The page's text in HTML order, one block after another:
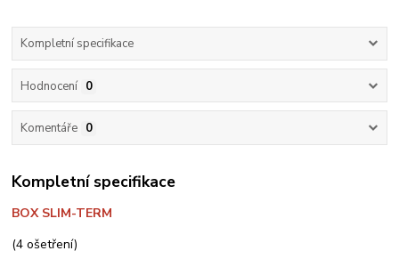
Kompletní specifikace
Hodnocení 0
Komentáře 0
Kompletní specifikace
BOX SLIM-TERM
(4 ošetření)